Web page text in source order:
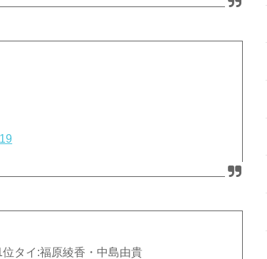
タイ:福原綾香・中島由貴